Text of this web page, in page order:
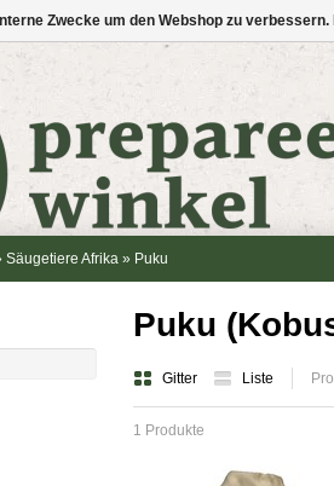
Säugetiere Afrika » Puku
Puku
Gitter Liste
1 Produkte
Zwecke um den Webshop zu